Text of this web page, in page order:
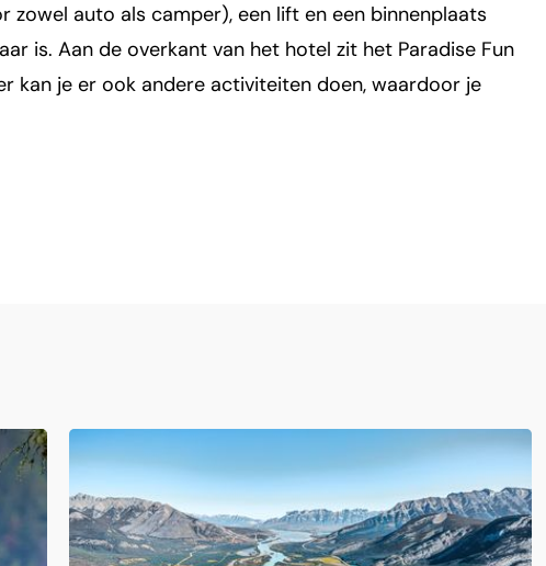
auto als camper), een lift en een binnenplaats
is. Aan de overkant van het hotel zit het Paradise Fun
kan je er ook andere activiteiten doen, waardoor je